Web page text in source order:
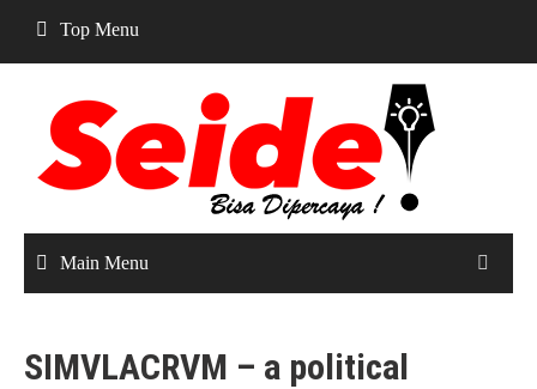
content
Top Menu
Main Menu
SIMVLACRVM – a political